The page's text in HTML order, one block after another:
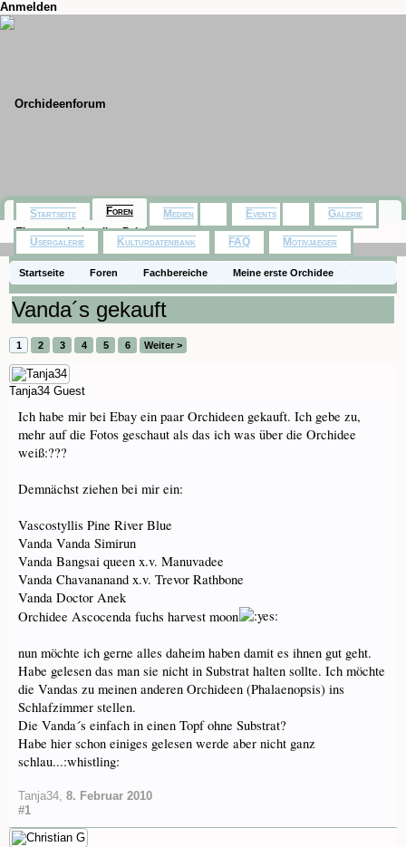
Anmelden
Startseite Foren Fachbereiche Meine erste Orchidee
Vanda´s gekauft
1 2 3 4 5 6 Weiter >
Tanja34 Guest
Ich habe mir bei Ebay ein paar Orchideen gekauft. Ich gebe zu,
mehr auf die Fotos geschaut als das ich was über die Orchidee
weiß:???
Demnächst ziehen bei mir ein:
Vascostyllis Pine River Blue
Vanda Vanda Simirun
Vanda Bangsai queen x.v. Manuvadee
Vanda Chavananand x.v. Trevor Rathbone
Vanda Doctor Anek
Orchidee Ascocenda fuchs harvest moon
nun möchte ich gerne alles daheim haben damit es ihnen gut geht.
Habe gelesen das man sie nicht in Substrat halten sollte. Ich möchte
die Vandas zu meinen anderen Orchideen (Phalaenopsis) ins
Schlafzimmer stellen.
Die Vanda´s einfach in einen Topf ohne Substrat?
Habe hier schon einiges gelesen werde aber nicht ganz
schlau...:whistling:
Tanja34, 8. Februar 2010
#1
Startseite Foren
Themen mit aktuellen Beiträgen
Medien Events Galerie
Usergalerie Kulturdatenbank FAQ Motivjaeger